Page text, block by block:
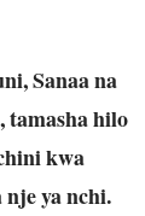
Sanaa na
tamasha hilo
kwa
ya nchi.